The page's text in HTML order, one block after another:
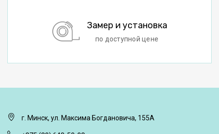
Замер и установка
по доступной цене
г. Минск, ул. Максима Богдановича, 155А